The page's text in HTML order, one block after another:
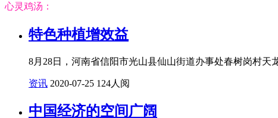
心灵鸡汤：
特色种植增效益
8月28日，河南省信阳市光山县仙山街道办事处春树岗村
资讯 2020-07-25 124人阅
中国经济的空间广阔